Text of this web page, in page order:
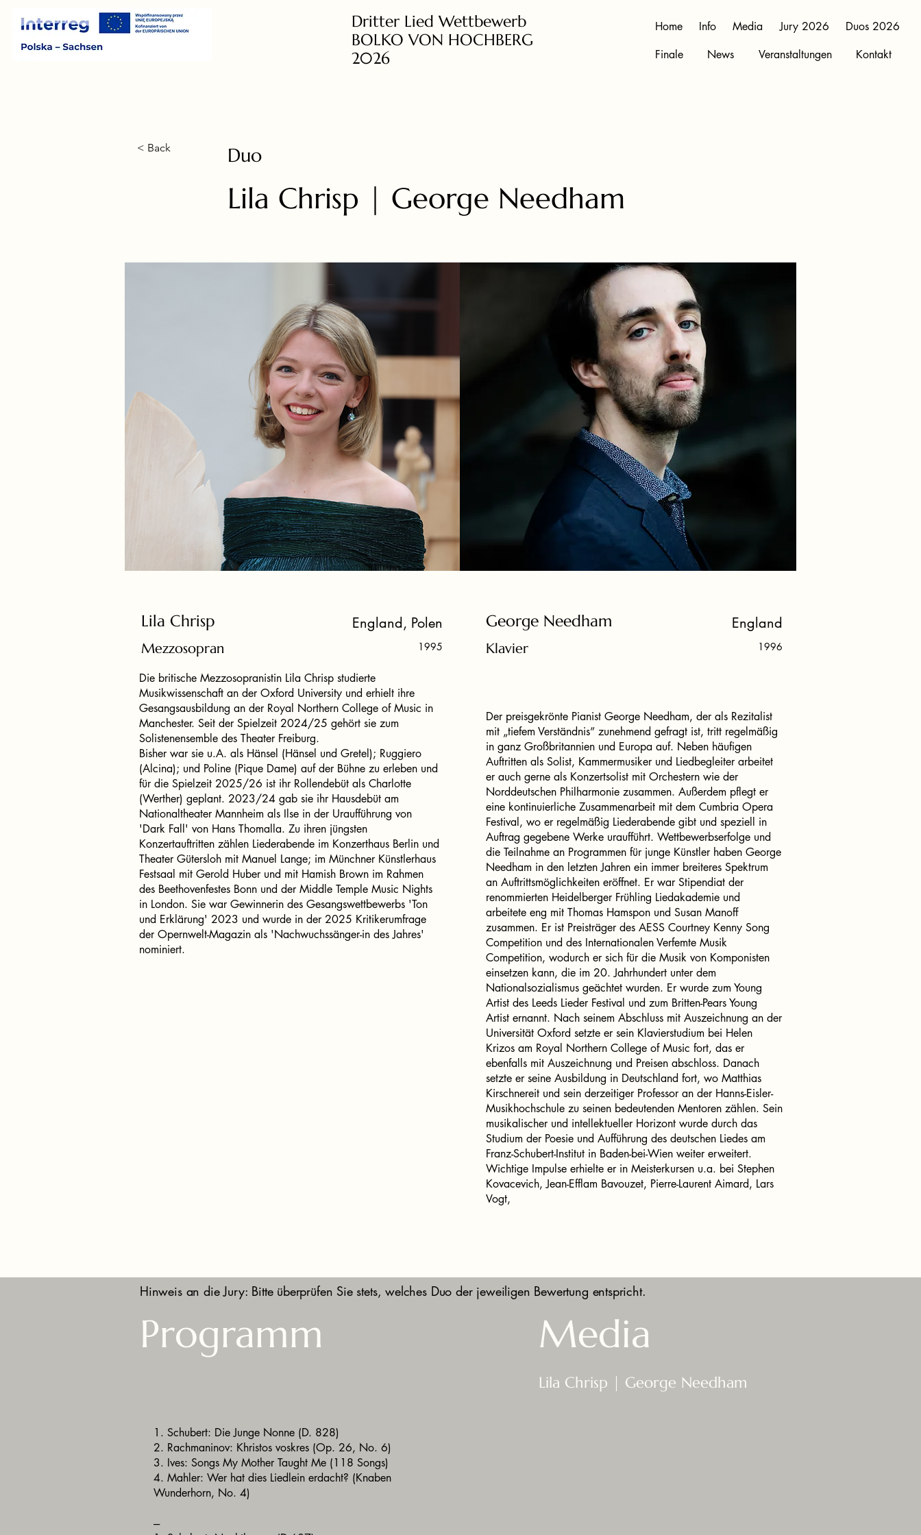
Dritter Lied Wettbewerb
BOLKO VON HOCHBERG
2026
Home Info Media Jury 2026
Duos 2026
Finale
News Veranstaltungen Kontakt
< Back Duo
Lila Chrisp | George Needham
Lila Chrisp England, Polen
Mezzosopran 1995
Die britische Mezzosopranistin Lila Chrisp studierte
Musikwissenschaft an der Oxford University und erhielt ihre
Gesangsausbildung an der Royal Northern College of Music in
Manchester. Seit der Spielzeit 2024/25 gehört sie zum
Solistenensemble des Theater Freiburg.
Bisher war sie u.A. als Hänsel (Hänsel und Gretel); Ruggiero
(Alcina); und Poline (Pique Dame) auf der Bühne zu erleben und
für die Spielzeit 2025/26 ist ihr Rollendebüt als Charlotte
(Werther) geplant. 2023/24 gab sie ihr Hausdebüt am
Nationaltheater Mannheim als Ilse in der Uraufführung von
'Dark Fall' von Hans Thomalla. Zu ihren jüngsten
Konzertauftritten zählen Liederabende im Konzerthaus Berlin und
Theater Gütersloh mit Manuel Lange; im Münchner Künstlerhaus
Festsaal mit Gerold Huber und mit Hamish Brown im Rahmen
des Beethovenfestes Bonn und der Middle Temple Music Nights
in London. Sie war Gewinnerin des Gesangswettbewerbs 'Ton
und Erklärung' 2023 und wurde in der 2025 Kritikerumfrage
der Opernwelt-Magazin als 'Nachwuchssänger-in des Jahres'
nominiert.
George Needham England
Klavier 1996
Der preisgekrönte Pianist George Needham, der als Rezitalist
mit „tiefem Verständnis” zunehmend gefragt ist, tritt regelmäßig
in ganz Großbritannien und Europa auf. Neben häufigen
Auftritten als Solist, Kammermusiker und Liedbegleiter arbeitet
er auch gerne als Konzertsolist mit Orchestern wie der
Norddeutschen Philharmonie zusammen. Außerdem pflegt er
eine kontinuierliche Zusammenarbeit mit dem Cumbria Opera
Festival, wo er regelmäßig Liederabende gibt und speziell in
Auftrag gegebene Werke uraufführt. Wettbewerbserfolge und
die Teilnahme an Programmen für junge Künstler haben George
Needham in den letzten Jahren ein immer breiteres Spektrum
an Auftrittsmöglichkeiten eröffnet. Er war Stipendiat der
renommierten Heidelberger Frühling Liedakademie und
arbeitete eng mit Thomas Hamspon und Susan Manoff
zusammen. Er ist Preisträger des AESS Courtney Kenny Song
Competition und des Internationalen Verfemte Musik
Competition, wodurch er sich für die Musik von Komponisten
einsetzen kann, die im 20. Jahrhundert unter dem
Nationalsozialismus geächtet wurden. Er wurde zum Young
Artist des Leeds Lieder Festival und zum Britten-Pears Young
Artist ernannt. Nach seinem Abschluss mit Auszeichnung an der
Universität Oxford setzte er sein Klavierstudium bei Helen
Krizos am Royal Northern College of Music fort, das er
ebenfalls mit Auszeichnung und Preisen abschloss. Danach
setzte er seine Ausbildung in Deutschland fort, wo Matthias
Kirschnereit und sein derzeitiger Professor an der Hanns-Eisler-
Musikhochschule zu seinen bedeutenden Mentoren zählen. Sein
musikalischer und intellektueller Horizont wurde durch das
Studium der Poesie und Aufführung des deutschen Liedes am
Franz-Schubert-Institut in Baden-bei-Wien weiter erweitert.
Wichtige Impulse erhielte er in Meisterkursen u.a. bei Stephen
Kovacevich, Jean-Efflam Bavouzet, Pierre-Laurent Aimard, Lars
Vogt,
Hinweis an die Jury: Bitte überprüfen Sie stets, welches Duo der jeweiligen Bewertung entspricht.
Programm Media
Lila Chrisp | George Needham
1. Schubert: Die Junge Nonne (D. 828)
2. Rachmaninov: Khristos voskres (Op. 26, No. 6)
3. Ives: Songs My Mother Taught Me (118 Songs)
4. Mahler: Wer hat dies Liedlein erdacht? (Knaben
Wunderhorn, No. 4)
---